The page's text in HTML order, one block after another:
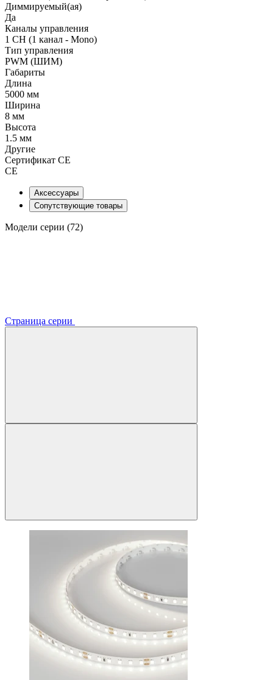
Диммируемый(ая)
Да
Каналы управления
1 CH (1 канал - Mono)
Тип управления
PWM (ШИМ)
Габариты
Длина
5000 мм
Ширина
8 мм
Высота
1.5 мм
Другие
Сертификат CE
CE
Аксессуары
Сопутствующие товары
Модели серии (72)
Страница серии